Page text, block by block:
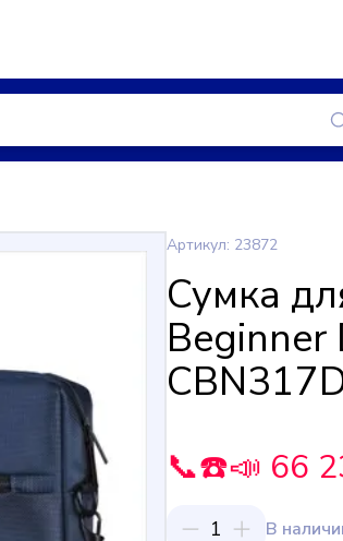
Артикул: 23872
Сумка
Beginner
📞☎️📣 66
1 В